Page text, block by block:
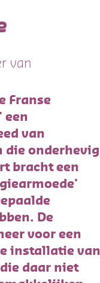
van
Franse
een
van
die onderhevig
bracht een
De
voor een
installatie van
daar niet